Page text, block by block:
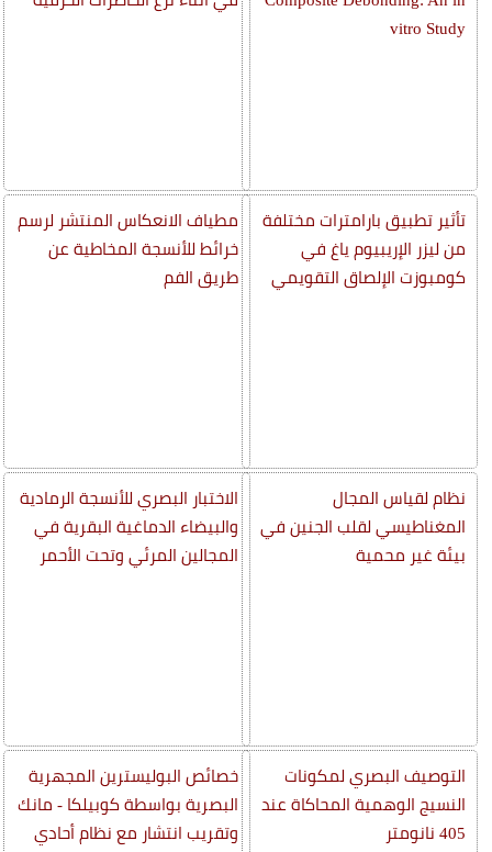
vitro Study
تأثير تطبيق بارامترات مختلفة
من ليزر الإريبيوم ياغ في
كومبوزت الإلصاق التقويمي
نظام لقياس المجال
المغناطيسي لقلب الجنين في
بيئة غير محمية
التوصيف البصري لمكونات
النسيج الوهمية المحاكاة عند
405 نانومتر
مطياف الانعكاس المنتشر لرسم
خرائط للأنسجة المخاطية عن
طريق الفم
الاختبار البصري للأنسجة الرمادية
والبيضاء الدماغية البقرية في
المجالين المرئي وتحت الأحمر
خصائص البوليسترين المجهرية
البصرية بواسطة كوبيلكا - مانك
وتقريب انتشار مع نظام أحادي